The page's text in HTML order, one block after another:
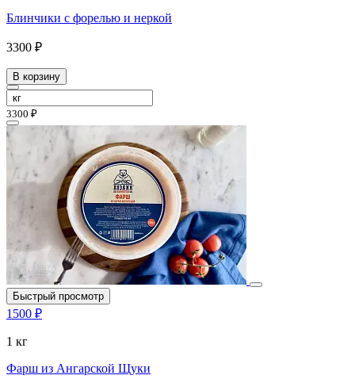
Блинчики с форелью и неркой
3300 ₽
В корзину
3300 ₽
Быстрый просмотр
1500 ₽
1 кг
Фарш из Ангарской Щуки